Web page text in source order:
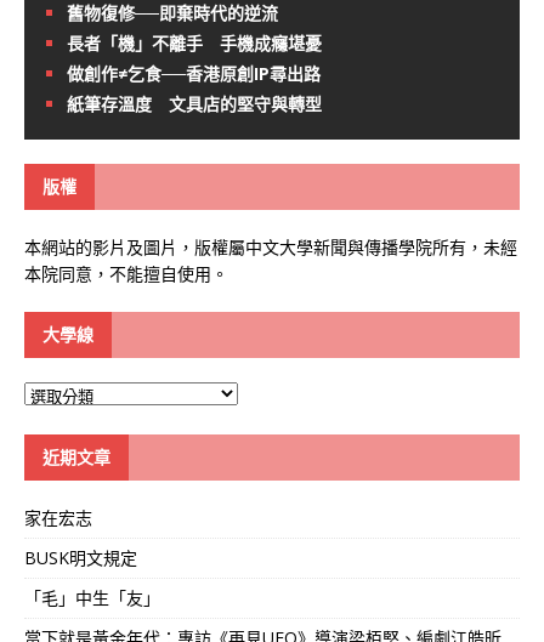
舊物復修──即棄時代的逆流
長者「機」不離手 手機成癮堪憂
做創作≠乞食──香港原創IP尋出路
紙筆存溫度 文具店的堅守與轉型
版權
本網站的影片及圖片，版權屬中文大學新聞與傳播學院所有，未經
本院同意，不能擅自使用。
大學線
大
近期文章
家在宏志
BUSK明文規定
「毛」中生「友」